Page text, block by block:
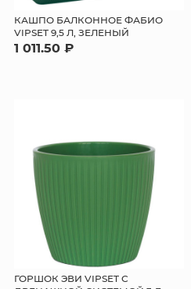
КАШПО БАЛКОННОЕ ФАБИО
VIPSET 9,5 Л, ЗЕЛЕНЫЙ
1 011.50 ₽
ГОРШОК ЭВИ VIPSET С